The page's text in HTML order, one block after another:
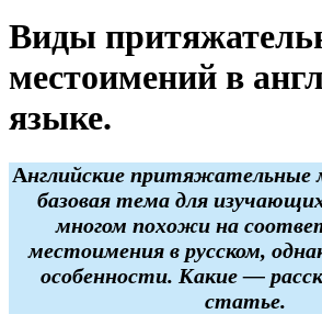
Виды
местоимений в
языке.
Английские
базовая тема для
многом похожи на
местоимения в русском,
особенности. Какие —
статье.